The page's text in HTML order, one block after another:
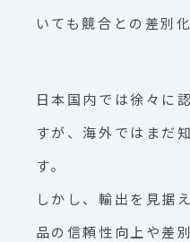
いても競合との差別
日本国内では徐々に
すが、海外ではまだ
す。
しかし、輸出を見据
品の信頼性向上や差